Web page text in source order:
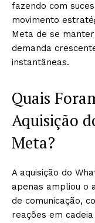
fazendo com
movimento
Meta de se
demanda
instantâneas.
Quais
Aquisição
Meta?
A aquisição do
apenas ampliou o
de comunicação,
reações em